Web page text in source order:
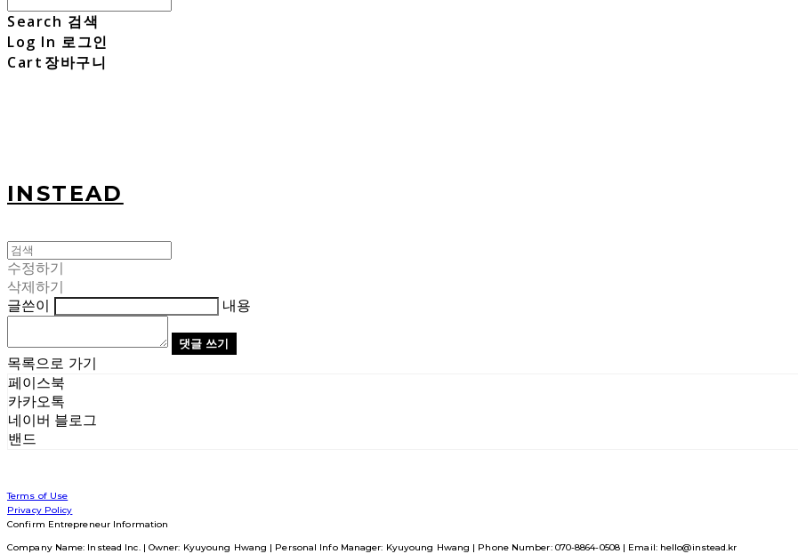
Search 검색
Log In 로그인
Cart 장바구니
INSTEAD
수정하기
삭제하기
글쓴이
내용
댓글 쓰기
목록으로 가기
페이스북
카카오톡
네이버 블로그
밴드
Terms of Use
Privacy Policy
Confirm Entrepreneur Information
Company Name: Instead Inc. | Owner: Kyuyoung Hwang | Personal Info Manager: Kyuyoung Hwang | Phone Number: 070-8864-0508 | Email: hello@instead.kr